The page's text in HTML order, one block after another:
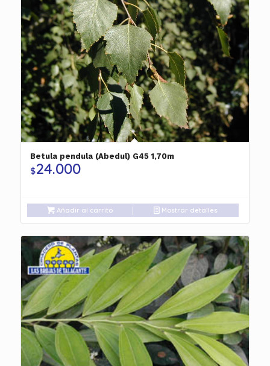
Betula pendula (Abedul) G45 1,70m
$24.000
Añadir al carrito Mostrar detalles